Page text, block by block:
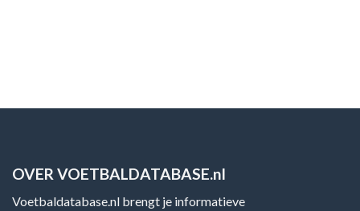
OVER VOETBALDATABASE.nl
Voetbaldatabase.nl brengt je informatieve